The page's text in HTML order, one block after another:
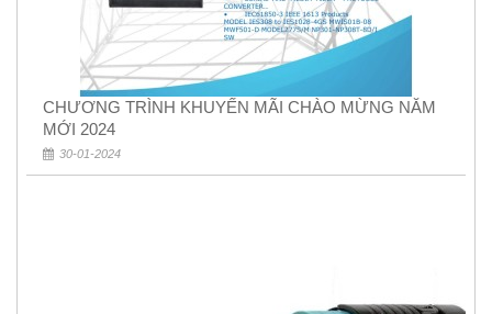
CHƯƠNG TRÌNH KHUYẾN MÃI CHÀO MỪNG NĂM
MỚI 2024
30-01-2024